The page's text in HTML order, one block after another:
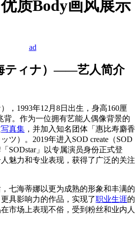
质Body画风展示
ティナ）——艺人简介
，1993年12月8日出生，身高160厘
背。作为一位拥有艺能人偶像背景的
写真集 ，并加入知名团体「惠比寿麝香
ツ）。2019年进入SOD create（SOD
SODstar」以专属演员身份正式登
魅力和专业表现，获得了广泛的关注
七海蒂娜以更为成熟的形象和丰满的
具影响力的作品，实现了职业生涯的
市场上表现不俗，受到粉丝和业内人